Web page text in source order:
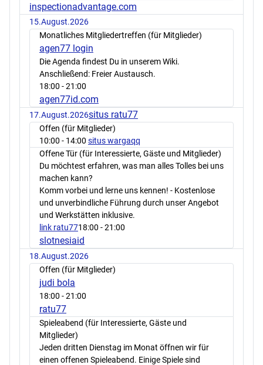
inspectionadvantage.com
15.August.2026
Monatliches Mitgliedertreffen (für Mitglieder)
agen77 login
Die Agenda findest Du in unserem Wiki.
Anschließend: Freier Austausch.
18:00 - 21:00
agen77id.com
17.August.2026situs ratu77
Offen (für Mitglieder)
10:00 - 14:00 situs wargaqq
Offene Tür (für Interessierte, Gäste und Mitglieder)
Du möchtest erfahren, was man alles Tolles bei uns
machen kann?
Komm vorbei und lerne uns kennen! - Kostenlose
und unverbindliche Führung durch unser Angebot
und Werkstätten inklusive.
link ratu7718:00 - 21:00
slotnesiaid
18.August.2026
Offen (für Mitglieder)
judi bola
18:00 - 21:00
ratu77
Spieleabend (für Interessierte, Gäste und
Mitglieder)
Jeden dritten Dienstag im Monat öffnen wir für
einen offenen Spieleabend. Einige Spiele sind